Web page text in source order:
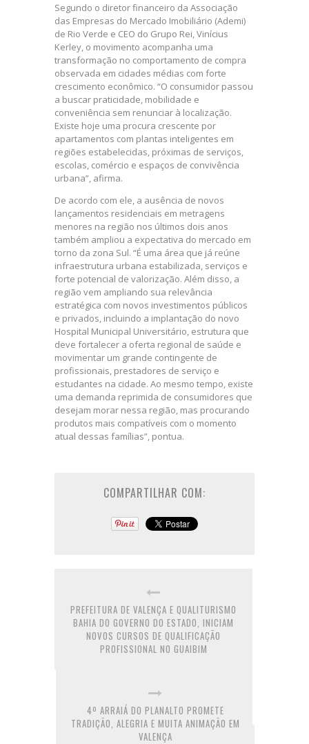
Segundo o diretor financeiro da Associação
das Empresas do Mercado Imobiliário (Ademi)
de Rio Verde e CEO do Grupo Rei, Vinícius
Kerley, o movimento acompanha uma
transformação no comportamento de compra
observada em cidades médias com forte
crescimento econômico. “O consumidor passou
a buscar praticidade, mobilidade e
conveniência sem renunciar à localização.
Existe hoje uma procura crescente por
apartamentos com plantas inteligentes em
regiões estabelecidas, próximas de serviços,
escolas, comércio e espaços de convivência
urbana”, afirma.
De acordo com ele, a ausência de novos
lançamentos residenciais em metragens
menores na região nos últimos dois anos
também ampliou a expectativa do mercado em
torno da zona Sul. “É uma área que já reúne
infraestrutura urbana estabilizada, serviços e
forte potencial de valorização. Além disso, a
região vem ampliando sua relevância
estratégica com novos investimentos públicos
e privados, incluindo a implantação do novo
Hospital Municipal Universitário, estrutura que
deve fortalecer a oferta regional de saúde e
movimentar um grande contingente de
profissionais, prestadores de serviço e
estudantes na cidade. Ao mesmo tempo, existe
uma demanda reprimida de consumidores que
desejam morar nessa região, mas procurando
produtos mais compatíveis com o momento
atual dessas famílias”, pontua.
COMPARTILHAR COM:
PREFEITURA DE VALENÇA E QUALITURISMO
BAHIA DO GOVERNO DO ESTADO, INICIAM
NOVOS CURSOS DE QUALIFICAÇÃO
PROFISSIONAL NO GUAIBIM
4º ARRAIÁ DO PLANALTO PROMETE
TRADIÇÃO, ALEGRIA E MUITA ANIMAÇÃO EM
VALENÇA